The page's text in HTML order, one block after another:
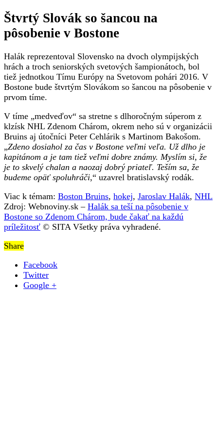
Štvrtý Slovák so šancou na
pôsobenie v Bostone
Halák reprezentoval Slovensko na dvoch olympijských
hrách a troch seniorských svetových šampionátoch, bol
tiež jednotkou Tímu Európy na Svetovom pohári 2016. V
Bostone bude štvrtým Slovákom so šancou na pôsobenie v
prvom tíme.
V tíme „medveďov“ sa stretne s dlhoročným súperom z
klzísk NHL Zdenom Chárom, okrem neho sú v organizácii
Bruins aj útočníci Peter Cehlárik s Martinom Bakošom.
„Zdeno dosiahol za čas v Bostone veľmi veľa. Už dlho je
kapitánom a je tam tiež veľmi dobre známy. Myslím si, že
je to skvelý chalan a naozaj dobrý priateľ. Teším sa, že
budeme opäť spoluhráči,“ uzavrel bratislavský rodák.
Viac k témam: Boston Bruins, hokej, Jaroslav Halák, NHL
Zdroj: Webnoviny.sk – Halák sa teší na pôsobenie v
Bostone so Zdenom Chárom, bude čakať na každú
príležitosť © SITA Všetky práva vyhradené.
Share
Facebook
Twitter
Google +